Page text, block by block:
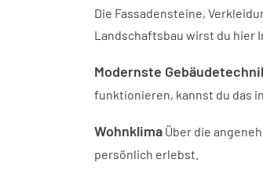
Die Fassadensteine,
Landschaftsbau wirst du hier
Modernste
funktionieren, kannst du das
Wohnklima Über die
persönlich erlebst.